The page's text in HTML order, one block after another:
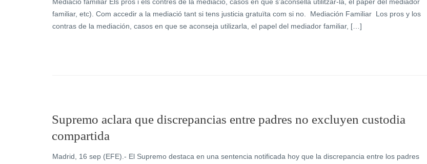
familiar, etc). Com accedir a la mediació tant si tens justicia gratuïta com si no. ‎ Mediación Familia‎r Los pros y los
contras de la mediación, casos en que se aconseja utilizarla, el papel del mediador familiar, […]
Supremo aclara que discrepancias entre padres no excluyen custodia
compartida
Madrid, 16 sep (EFE).- El Supremo destaca en una sentencia notificada hoy que la discrepancia entre los padres